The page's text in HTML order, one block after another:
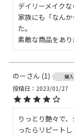
デイリーメイク
家族にも「なん
た。
素敵な商品をあり
のー 1 購
投稿日
2023/01/27
りっとり艶々で
ったらリピートし